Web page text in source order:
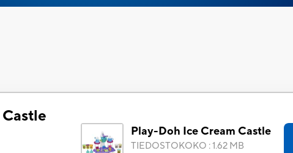
Play-Doh Ice Cream Castle
TIEDOSTOKOKO :1.62 MB